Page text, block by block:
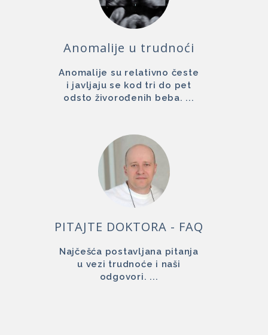
Anomalije u trudnoći
Anomalije su relativno česte
i javljaju se kod tri do pet
odsto živorođenih beba. ...
PITAJTE DOKTORA - FAQ
Najčešća postavljana pitanja
u vezi trudnoće i naši
odgovori. ...